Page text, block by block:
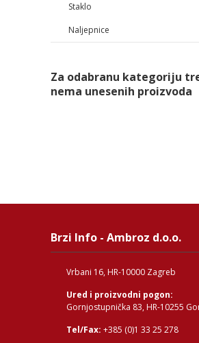
Staklo
Naljepnice
Za odabranu kategoriju
nema unesenih proizvoda
Brzi Info - Ambroz d.o.o.
Vrbani 16, HR-10000 Zagreb
Ured i proizvodni pogon:
Gornjostupnička 83, HR-10255
Tel/Fax: +385 (0)1 33 25 278